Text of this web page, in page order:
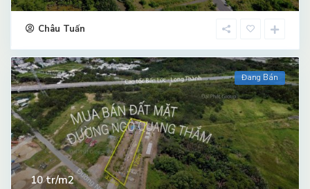
Châu Tuấn
Đang Bán
10tr/m2